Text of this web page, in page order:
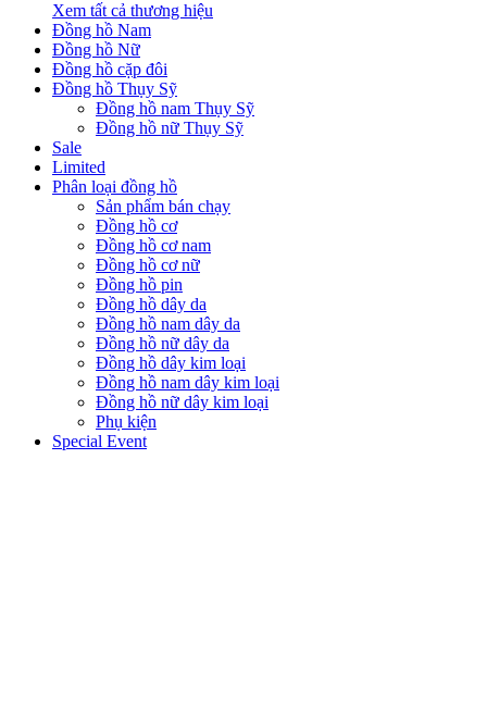
Xem tất cả thương hiệu
Đồng hồ Nam
Đồng hồ Nữ
Đồng hồ cặp đôi
Đồng hồ Thụy Sỹ
Đồng hồ nam Thụy Sỹ
Đồng hồ nữ Thụy Sỹ
Sale
Limited
Phân loại đồng hồ
Sản phẩm bán chạy
Đồng hồ cơ
Đồng hồ cơ nam
Đồng hồ cơ nữ
Đồng hồ pin
Đồng hồ dây da
Đồng hồ nam dây da
Đồng hồ nữ dây da
Đồng hồ dây kim loại
Đồng hồ nam dây kim loại
Đồng hồ nữ dây kim loại
Phụ kiện
Special Event